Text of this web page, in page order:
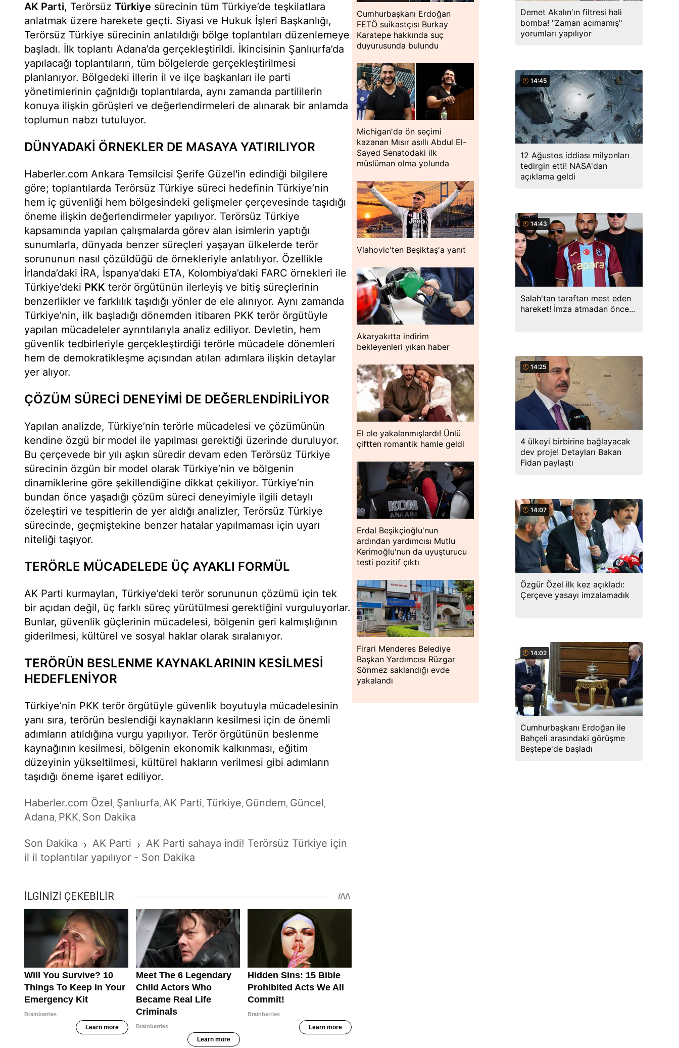
AK Parti, Terörsüz Türkiye sürecinin tüm Türkiye’de teşkilatlara
anlatmak üzere harekete geçti. Siyasi ve Hukuk İşleri Başkanlığı,
Terörsüz Türkiye sürecinin anlatıldığı bölge toplantıları düzenlemeye
başladı. İlk toplantı Adana’da gerçekleştirildi. İkincisinin Şanlıurfa’da
yapılacağı toplantıların, tüm bölgelerde gerçekleştirilmesi
planlanıyor. Bölgedeki illerin il ve ilçe başkanları ile parti
yönetimlerinin çağrıldığı toplantılarda, aynı zamanda partililerin
konuya ilişkin görüşleri ve değerlendirmeleri de alınarak bir anlamda
toplumun nabzı tutuluyor.
DÜNYADAKİ ÖRNEKLER DE MASAYA YATIRILIYOR
Haberler.com Ankara Temsilcisi Şerife Güzel'in edindiği bilgilere
göre; toplantılarda Terörsüz Türkiye süreci hedefinin Türkiye’nin
hem iç güvenliği hem bölgesindeki gelişmeler çerçevesinde taşıdığı
öneme ilişkin değerlendirmeler yapılıyor. Terörsüz Türkiye
kapsamında yapılan çalışmalarda görev alan isimlerin yaptığı
sunumlarla, dünyada benzer süreçleri yaşayan ülkelerde terör
sorununun nasıl çözüldüğü de örnekleriyle anlatılıyor. Özellikle
İrlanda’daki İRA, İspanya’daki ETA, Kolombiya’daki FARC örnekleri ile
Türkiye’deki PKK terör örgütünün ilerleyiş ve bitiş süreçlerinin
benzerlikler ve farklılık taşıdığı yönler de ele alınıyor. Aynı zamanda
Türkiye’nin, ilk başladığı dönemden itibaren PKK terör örgütüyle
yapılan mücadeleler ayrıntılarıyla analiz ediliyor. Devletin, hem
güvenlik tedbirleriyle gerçekleştirdiği terörle mücadele dönemleri
hem de demokratikleşme açısından atılan adımlara ilişkin detaylar
yer alıyor.
ÇÖZÜM SÜRECİ DENEYİMİ DE DEĞERLENDİRİLİYOR
Yapılan analizde, Türkiye’nin terörle mücadelesi ve çözümünün
kendine özgü bir model ile yapılması gerektiği üzerinde duruluyor.
Bu çerçevede bir yılı aşkın süredir devam eden Terörsüz Türkiye
sürecinin özgün bir model olarak Türkiye’nin ve bölgenin
dinamiklerine göre şekillendiğine dikkat çekiliyor. Türkiye’nin
bundan önce yaşadığı çözüm süreci deneyimiyle ilgili detaylı
özeleştiri ve tespitlerin de yer aldığı analizler, Terörsüz Türkiye
sürecinde, geçmiştekine benzer hatalar yapılmaması için uyarı
niteliği taşıyor.
TERÖRLE MÜCADELEDE ÜÇ AYAKLI FORMÜL
AK Parti kurmayları, Türkiye’deki terör sorununun çözümü için tek
bir açıdan değil, üç farklı süreç yürütülmesi gerektiğini vurguluyorlar.
Bunlar, güvenlik güçlerinin mücadelesi, bölgenin geri kalmışlığının
giderilmesi, kültürel ve sosyal haklar olarak sıralanıyor.
TERÖRÜN BESLENME KAYNAKLARININ KESİLMESİ
HEDEFLENİYOR
Türkiye’nin PKK terör örgütüyle güvenlik boyutuyla mücadelesinin
yanı sıra, terörün beslendiği kaynakların kesilmesi için de önemli
adımların atıldığına vurgu yapılıyor. Terör örgütünün beslenme
kaynağının kesilmesi, bölgenin ekonomik kalkınması, eğitim
düzeyinin yükseltilmesi, kültürel hakların verilmesi gibi adımların
taşıdığı öneme işaret ediliyor.
Haberler.com Özel, Şanlıurfa, AK Parti, Türkiye, Gündem, Güncel,
Adana, PKK, Son Dakika
Son Dakika › AK Parti › AK Parti sahaya indi! Terörsüz Türkiye için
il il toplantılar yapılıyor - Son Dakika
Cumhurbaşkanı Erdoğan
FETÖ suikastçısı Burkay
Karatepe hakkında suç
duyurusunda bulundu
Michigan'da ön seçimi
kazanan Mısır asıllı Abdul El-
Sayed Senatodaki ilk
müslüman olma yolunda
Vlahovic'ten Beşiktaş'a yanıt
Akaryakıtta indirim
bekleyenleri yıkan haber
El ele yakalanmışlardı! Ünlü
çiftten romantik hamle geldi
Erdal Beşikçioğlu'nun
ardından yardımcısı Mutlu
Kerimoğlu'nun da uyuşturucu
testi pozitif çıktı
Firari Menderes Belediye
Başkan Yardımcısı Rüzgar
Sönmez saklandığı evde
yakalandı
Demet Akalın'ın filtresi hali
bomba! "Zaman acımamış"
yorumları yapılıyor
14:45
12 Ağustos iddiası milyonları
tedirgin etti! NASA'dan
açıklama geldi
14:43
Salah'tan taraftarı mest eden
hareket! İmza atmadan önce...
14:25
4 ülkeyi birbirine bağlayacak
dev proje! Detayları Bakan
Fidan paylaştı
14:07
Özgür Özel ilk kez açıkladı:
Çerçeve yasayı imzalamadık
14:02
Cumhurbaşkanı Erdoğan ile
Bahçeli arasındaki görüşme
Beştepe'de başladı